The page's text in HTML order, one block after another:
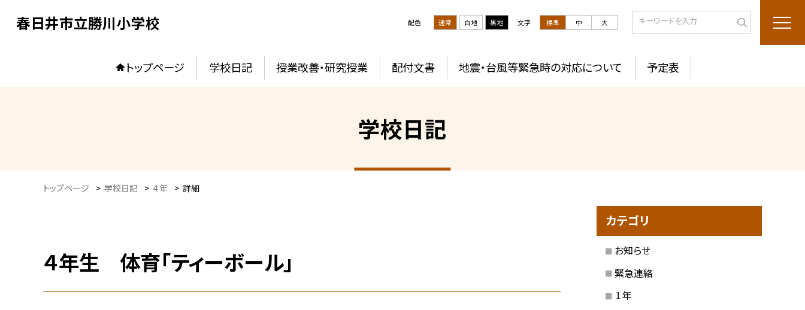
春日井市立勝川小学校 配色 通常 白地 黒地 文字 標準 中 大
トップページ 学校日記 授業改善・研究授業 配付文書 地震・台風等緊急時の対応について 予定表
学校日記
トップページ > 学校日記 > ４年 > 詳細
４年生 体育「ティーボール」
カテゴリ
お知らせ
緊急連絡
１年